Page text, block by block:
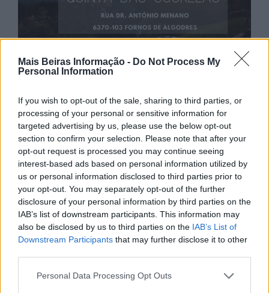
Mais Beiras Informação - Do Not Process My
Personal Information
If you wish to opt-out of the sale, sharing to third parties, or
processing of your personal or sensitive information for
targeted advertising by us, please use the below opt-out
section to confirm your selection. Please note that after your
opt-out request is processed you may continue seeing
interest-based ads based on personal information utilized by
us or personal information disclosed to third parties prior to
your opt-out. You may separately opt-out of the further
disclosure of your personal information by third parties on the
IAB’s list of downstream participants. This information may
also be disclosed by us to third parties on the IAB’s List of
Downstream Participants that may further disclose it to other
Personal Data Processing Opt Outs